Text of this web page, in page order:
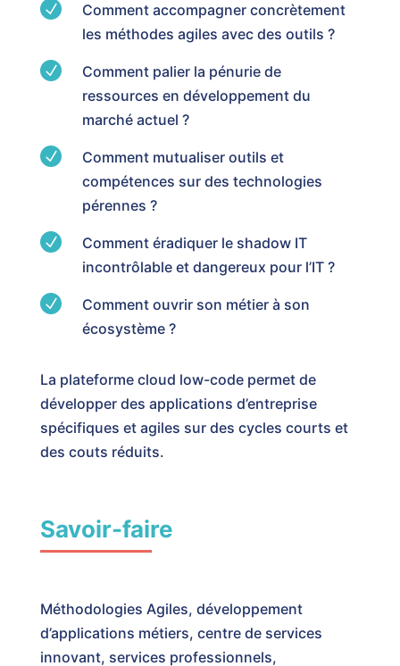
N
Comment accompagner concrètement
les méthodes agiles avec des outils ?
N
Comment palier la pénurie de
ressources en développement du
marché actuel ?
N
Comment mutualiser outils et
compétences sur des technologies
pérennes ?
N
Comment éradiquer le shadow IT
incontrôlable et dangereux pour l’IT ?
N
Comment ouvrir son métier à son
écosystème ?
La plateforme cloud low-code permet de
développer des applications d’entreprise
spécifiques et agiles sur des cycles courts et
des couts réduits.
Savoir-faire
Méthodologies Agiles, développement
d’applications métiers, centre de services
innovant, services professionnels,